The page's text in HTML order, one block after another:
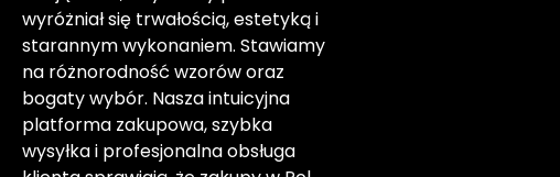
wyróżniał się trwałością, estetyką i
starannym wykonaniem. Stawiamy
na różnorodność wzorów oraz
bogaty wybór. Nasza intuicyjna
platforma zakupowa, szybka
wysyłka i profesjonalna obsługa